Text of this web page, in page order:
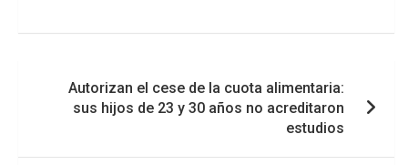
entradas
Autorizan el cese de la cuota alimentaria:
sus hijos de 23 y 30 años no acreditaron
estudios